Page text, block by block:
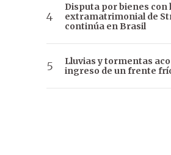
Disputa por bienes con
extramatrimonial de
continúa en Brasil
Lluvias y tormentas
ingreso de un frente